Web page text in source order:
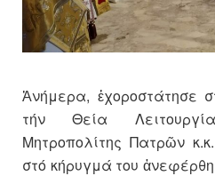
Ἀνήμερα, ἐχοροστάτησε
τήν Θεία
Μητροπολίτης Πατρῶν
στό κήρυγμά του